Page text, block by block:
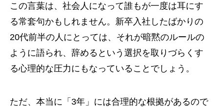
この言葉は、社会人になって誰もが一度は耳にす
る常套句かもしれません。新卒入社したばかりの
20代前半の人にとっては、それが暗黙のルールの
ように語られ、辞めるという選択を取りづらくす
る心理的な圧力にもなっていることでしょう。
ただ、本当に「3年」には合理的な根拠があるので